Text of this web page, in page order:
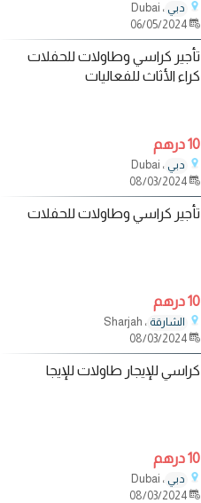
دبي ، Dubai
تأجير كراسي وطاولات للحفلات
كراء الأثاث للفعاليات
10 درهم
دبي ، Dubai
تأجير كراسي وطاولات للحفلات
10 درهم
الشارقة ، Sharjah
كراسي للإيجار طاولات للإيجا
10 درهم
دبي ، Dubai